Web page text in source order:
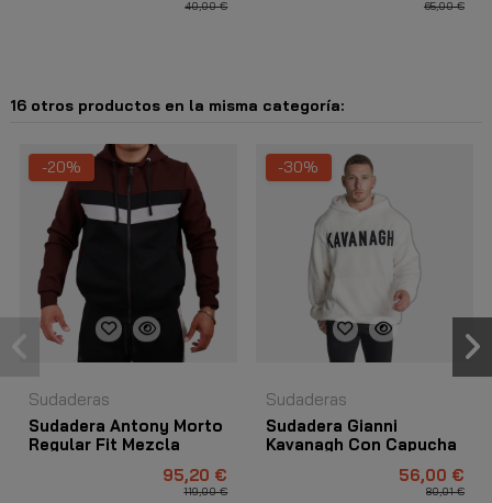
40,00 € 65,00 €
16 otros productos en la misma categoría:
-20%
Sudaderas
Sudadera Antony Morto
Regular Fit Mezcla
95,20 €
119,00 €
-30%
Sudaderas
Sudadera Gianni
Kavanagh Con Capucha
56,00 €
80,01 €